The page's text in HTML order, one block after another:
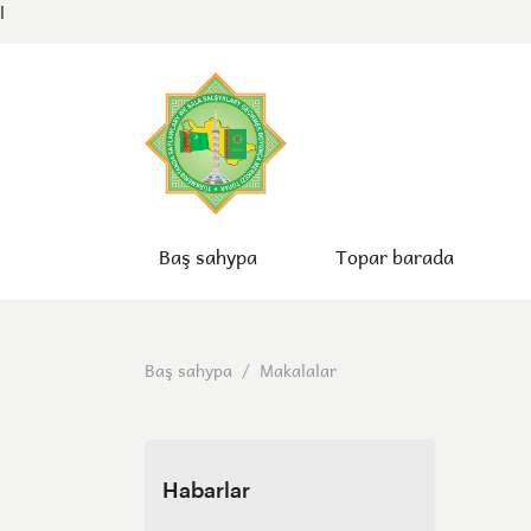
l
Baş sahypa Topar barada
Baş sahypa / Makalalar
Habarlar